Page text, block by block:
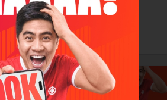
Тампа-Бэй Лайтнинг